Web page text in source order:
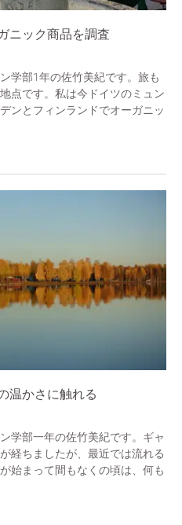
ニック商品を調査
学部1年の佐竹美紀です。旅も
点です。私は今ドイツのミュン
ンとフィンランドでオーガニッ
温かさに触れる
学部一年の佐竹美紀です。ギャ
経ちましたが、最近では流れる
始まって間もなくの頃は、何も